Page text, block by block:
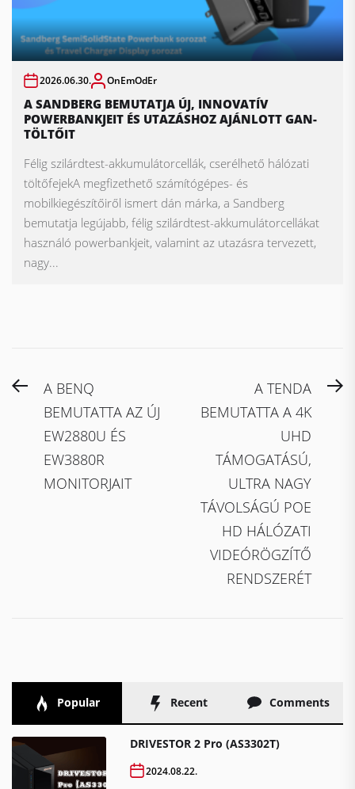
2026.06.30. OnEmOdEr
A SANDBERG BEMUTATJA ÚJ, INNOVATÍV
POWERBANKJEIT ÉS UTAZÁSHOZ AJÁNLOTT GAN-
TÖLTŐIT
Félig szilárdtest-akkumulátorcellák, cserélhető hálózati
töltőfejekA megfizethető számítógépes- és
mobilkiegészítőiről ismert dán márka, a Sandberg
bemutatja legújabb, félig szilárdtest-akkumulátorcellákat
használó powerbankjeit, valamint az utazásra tervezett,
nagy...
Bejegyzés
navigáció
PreviousA BENQ
BEMUTATTA AZ ÚJ
EW2880U ÉS
EW3880R
MONITORJAIT
A TENDA
BEMUTATTA A 4K
UHD
TÁMOGATÁSÚ,
ULTRA NAGY
TÁVOLSÁGÚ POE
HD HÁLÓZATI
VIDEÓRÖGZÍTŐ
RENDSZERÉT
Popular Recent Comments
DRIVESTOR 2 Pro (AS3302T)
2024.08.22.